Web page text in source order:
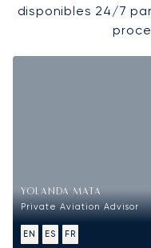
disponibles 24/7
YOLANDA MATA
Private Aviation Advisor
EN ES FR